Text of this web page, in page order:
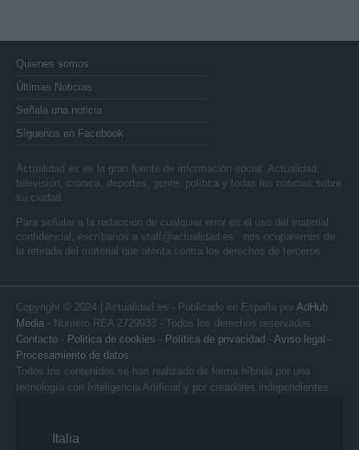
Quienes somos
Últimas Noticias
Señala una noticia
Síguenos en Facebook
Actualidad.es es la gran fuente de información social. Actualidad,
televisión, crónica, deportes, gente, política y todas las noticias sobre
su ciudad.
Para señalar a la redacción de cualquier error en el uso del material
confidencial, escríbanos a staff@actualidad.es : nos ocuparemos de
la retirada del material que atenta contra los derechos de terceros.
Copyright © 2024 | Actualidad.es - Publicado en España por AdHub
Media - Numero REA 2729933 - Todos los derechos reservados.
Contacto - Politica de cookies - Política de privacidad - Aviso legal -
Procesamiento de datos
Todos los contenidos se han realizado de forma híbrida por una
tecnología con Inteligencia Artificial y por creadores independientes
Italia